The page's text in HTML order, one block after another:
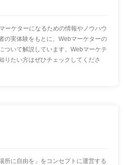
ーケターになるための情報やノウハウ
の実体験をもとに、Webマーケターの
ついて解説しています。Webマーケテ
りたい方はぜひチェックしてくださ
所に自由を」をコンセプトに運営する